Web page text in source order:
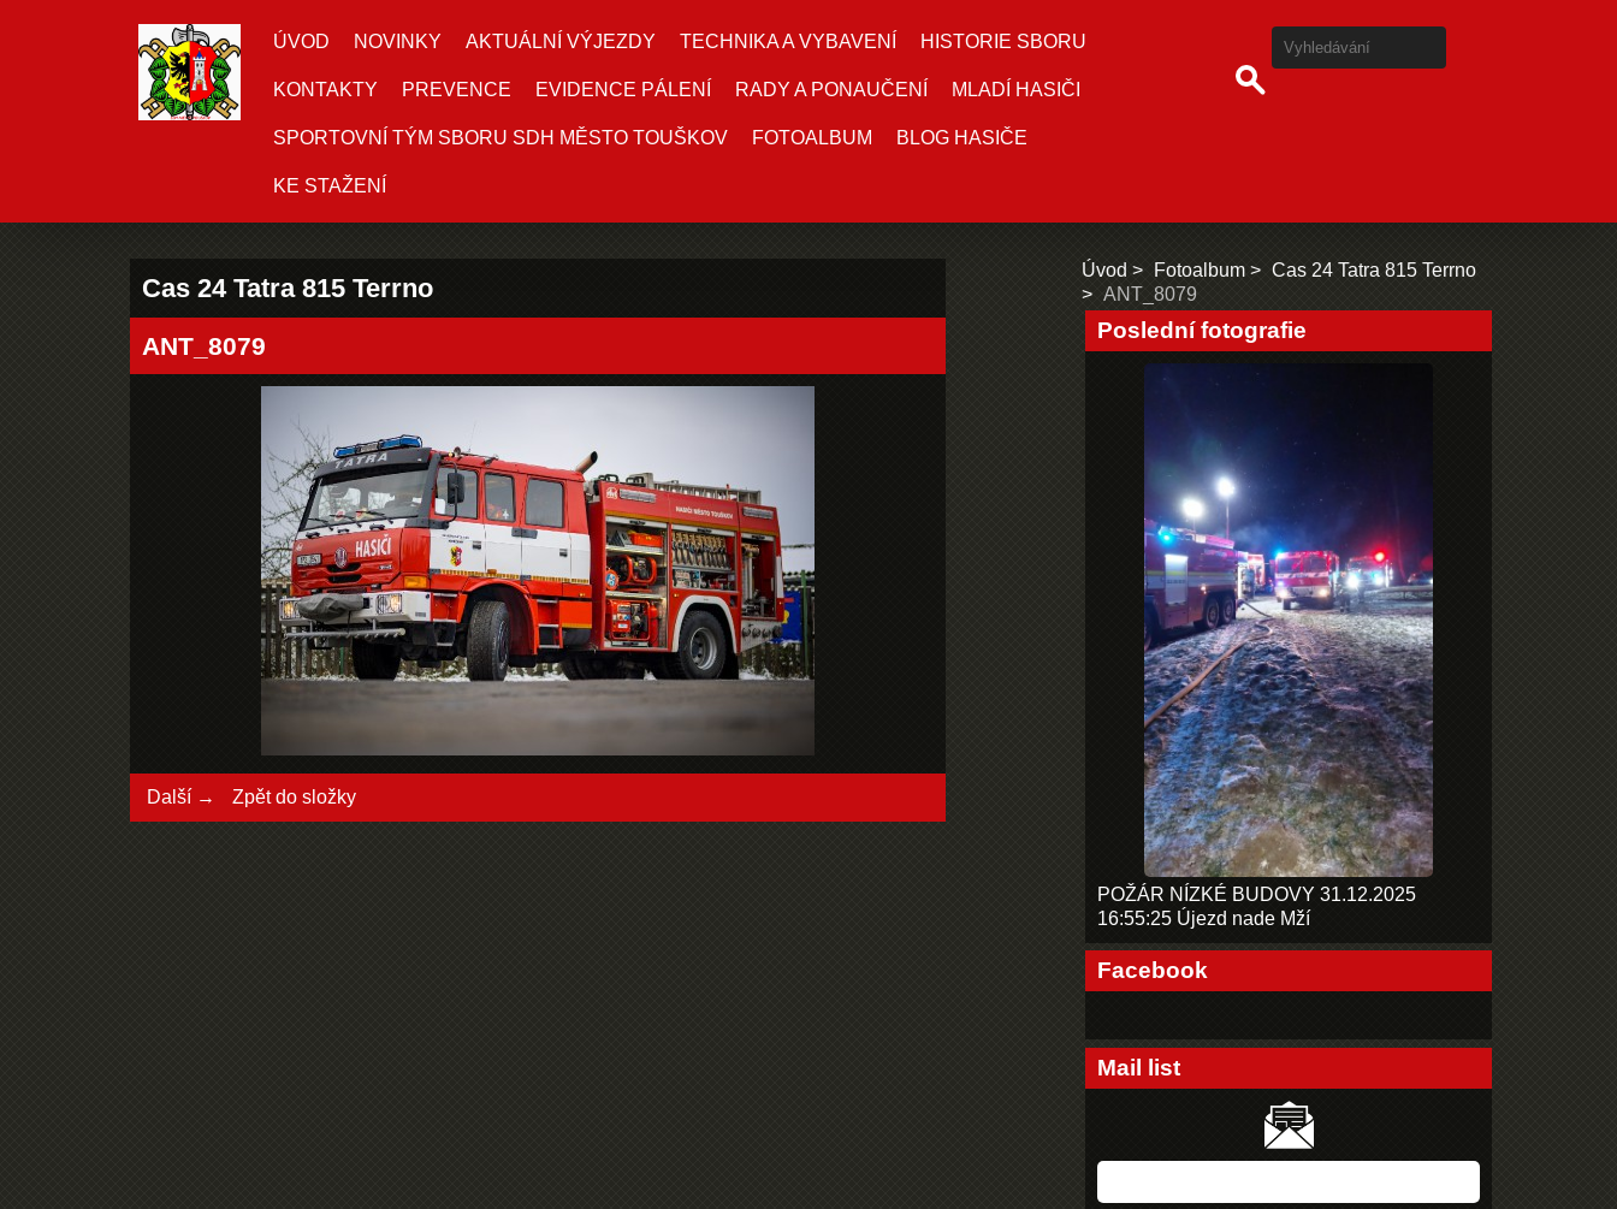
ÚVOD NOVINKY AKTUÁLNÍ VÝJEZDY TECHNIKA A VYBAVENÍ HISTORIE SBORU
KONTAKTY PREVENCE EVIDENCE PÁLENÍ RADY A PONAUČENÍ MLADÍ HASIČI
SPORTOVNÍ TÝM SBORU SDH MĚSTO TOUŠKOV FOTOALBUM BLOG HASIČE
KE STAŽENÍ
Cas 24 Tatra 815 Terrno
ANT_8079
Další → Zpět do složky
Úvod Fotoalbum
Cas 24 Tatra 815 Terrno
ANT_8079
Poslední fotografie
POŽÁR NÍZKÉ BUDOVY 31.12.2025
16:55:25 Újezd nade Mží
Facebook
Mail list